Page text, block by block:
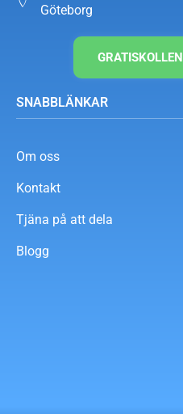
Göteborg
GRATISKOLLEN
SNABBLÄNKAR
Om oss
Kontakt
Tjäna på att dela
Blogg